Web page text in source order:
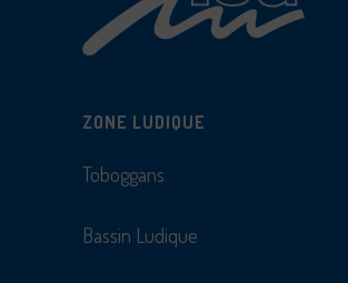
ZONE LUDIQUE
Toboggans
Bassin Ludique